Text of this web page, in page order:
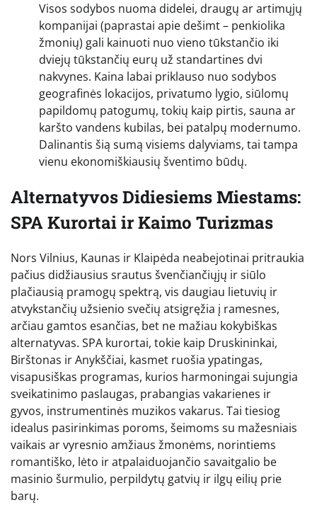
Visos sodybos nuoma didelei, draugų ar artimųjų
kompanijai (paprastai apie dešimt – penkiolika
žmonių) gali kainuoti nuo vieno tūkstančio iki
dviejų tūkstančių eurų už standartines dvi
nakvynes. Kaina labai priklauso nuo sodybos
geografinės lokacijos, privatumo lygio, siūlomų
papildomų patogumų, tokių kaip pirtis, sauna ar
karšto vandens kubilas, bei patalpų modernumo.
Dalinantis šią sumą visiems dalyviams, tai tampa
vienu ekonomiškiausių šventimo būdų.
Alternatyvos Didiesiems Miestams:
SPA Kurortai ir Kaimo Turizmas
Nors Vilnius, Kaunas ir Klaipėda neabejotinai pritraukia
pačius didžiausius srautus švenčiančiųjų ir siūlo
plačiausią pramogų spektrą, vis daugiau lietuvių ir
atvykstančių užsienio svečių atsigręžia į ramesnes,
arčiau gamtos esančias, bet ne mažiau kokybiškas
alternatyvas. SPA kurortai, tokie kaip Druskininkai,
Birštonas ir Anykščiai, kasmet ruošia ypatingas,
visapusiškas programas, kurios harmoningai sujungia
sveikatinimo paslaugas, prabangias vakarienes ir
gyvos, instrumentinės muzikos vakarus. Tai tiesiog
idealus pasirinkimas poroms, šeimoms su mažesniais
vaikais ar vyresnio amžiaus žmonėms, norintiems
romantiško, lėto ir atpalaiduojančio savaitgalio be
masinio šurmulio, perpildytų gatvių ir ilgų eilių prie
barų.